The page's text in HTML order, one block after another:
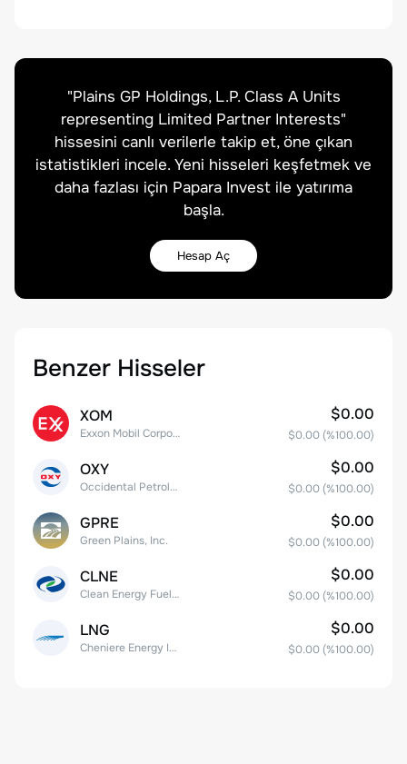
"Plains GP Holdings, L.P. Class A Units
representing Limited Partner Interests"
hissesini canlı verilerle takip et, öne çıkan
istatistikleri incele. Yeni hisseleri keşfetmek ve
daha fazlası için Papara Invest ile yatırıma
başla.
Hesap Aç
Benzer Hisseler
XOM
Exxon Mobil Corporation
$0.00
$0.00 (%100.00)
OXY
Occidental Petroleum Corporation
$0.00
$0.00 (%100.00)
GPRE
Green Plains, Inc.
$0.00
$0.00 (%100.00)
CLNE
Clean Energy Fuels Corp.
$0.00
$0.00 (%100.00)
LNG
Cheniere Energy Inc
$0.00
$0.00 (%100.00)